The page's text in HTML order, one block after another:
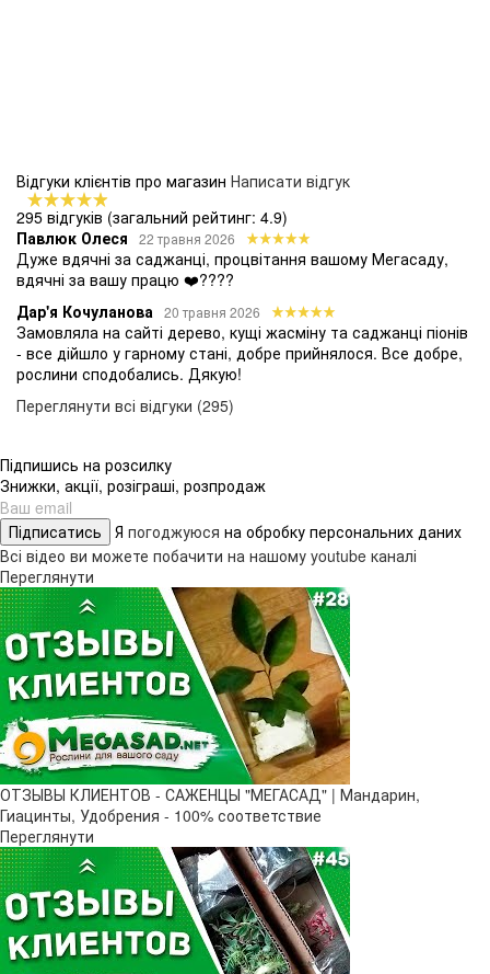
Відгуки клієнтів про магазин Написати відгук
295 відгуків (загальний рейтинг: 4.9)
Павлюк Олеся
22 травня 2026
Дуже вдячні за саджанці, процвітання вашому Мегасаду,
вдячні за вашу працю ❤️????
Дар'я Кочуланова
20 травня 2026
Замовляла на сайті дерево, кущі жасміну та саджанці піонів
- все дійшло у гарному стані, добре прийнялося. Все добре,
рослини сподобались. Дякую!
Переглянути всі відгуки (295)
Підпишись на розсилку
Знижки, акції, розіграші, розпродаж
Підписатись Я погоджуюся на обробку персональних даних
Всі відео ви можете побачити на нашому youtube каналі
Переглянути
ОТЗЫВЫ КЛИЕНТОВ - САЖЕНЦЫ "МЕГАСАД" | Мандарин,
Гиацинты, Удобрения - 100% соответствие
Переглянути